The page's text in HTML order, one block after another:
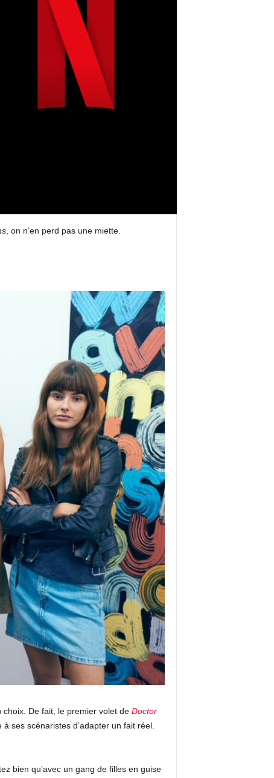
, on n’en perd pas une miette.
choix. De fait, le premier volet de Doctor
ses scénaristes d’adapter un fait réel.
bien qu’avec un gang de filles en guise